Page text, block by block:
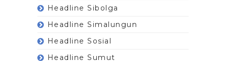
Headline Sibolga
Headline Simalungun
Headline Sosial
Headline Sumut